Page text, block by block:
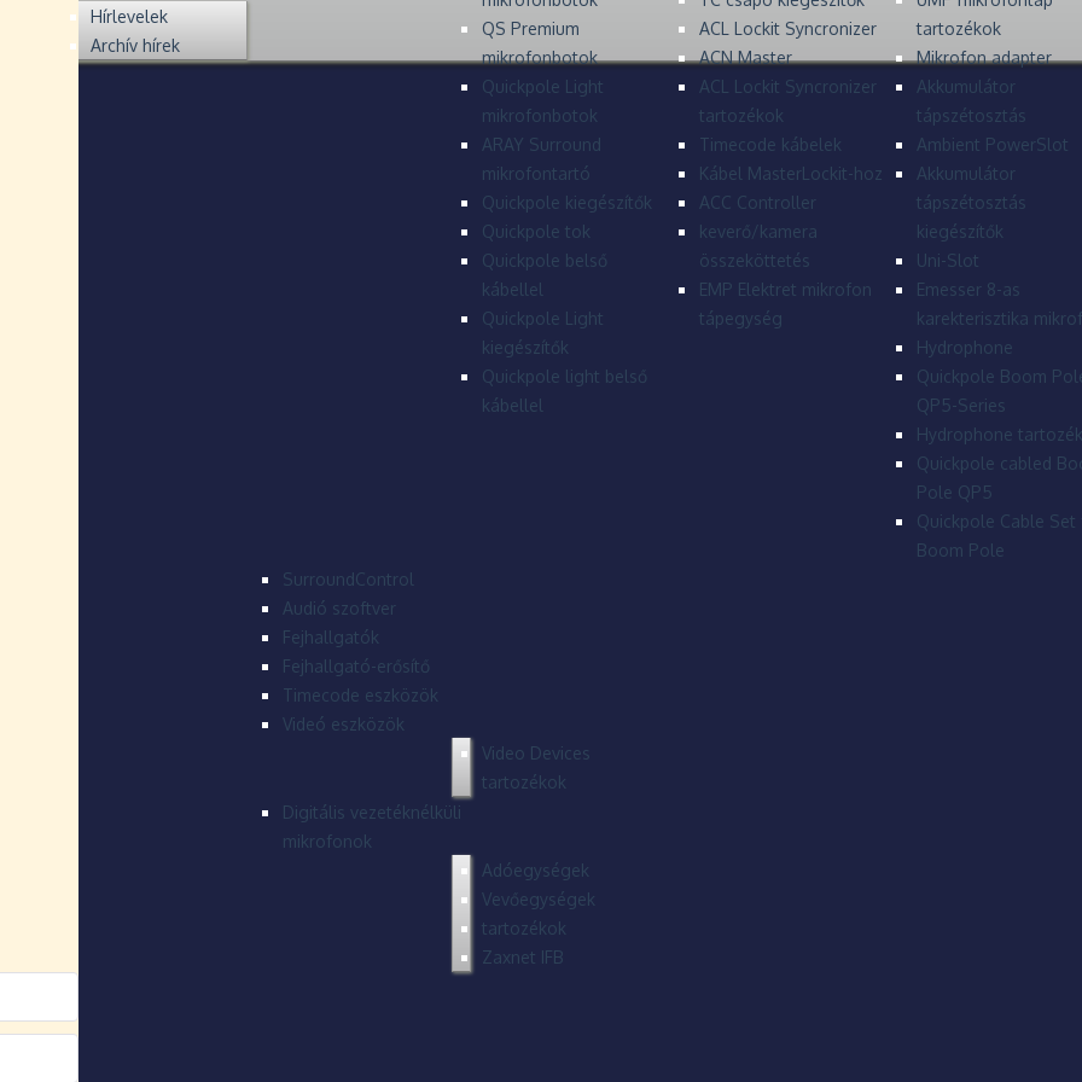
QS Premium
mikrofonbotok
Quickpole Light
mikrofonbotok
ARAY Surround
mikrofontartó
Quickpole kiegészítők
Quickpole tok
Quickpole belső
kábellel
Quickpole Light
kiegészítők
Quickpole light belső
kábellel
ACL Lockit Syncronizer
ACN Master
ACL Lockit Syncronizer
tartozékok
Timecode kábelek
Kábel MasterLockit-hoz
ACC Controller
keverő/kamera
összeköttetés
EMP Elektret mikrofon
tápegység
tartozékok
Mikrofon adapter
Akkumulátor
tápszétosztás
Ambient PowerSlot
Akkumulátor
tápszétosztás
kiegészítők
Uni-Slot
Emesser 8-as
karekterisztika
Hydrophone
Quickpole Boom
QP5-Series
Hydrophone
Quickpole cabled
Pole QP5
Quickpole Cable Set
Boom Pole
SurroundControl
Audió szoftver
Fejhallgatók
Fejhallgató-erősítő
Timecode eszközök
Videó eszközök
Video Devices
tartozékok
Digitális vezetéknélküli
mikrofonok
Adóegységek
Vevőegységek
tartozékok
Zaxnet IFB
Hírlevelek
Archív hírek